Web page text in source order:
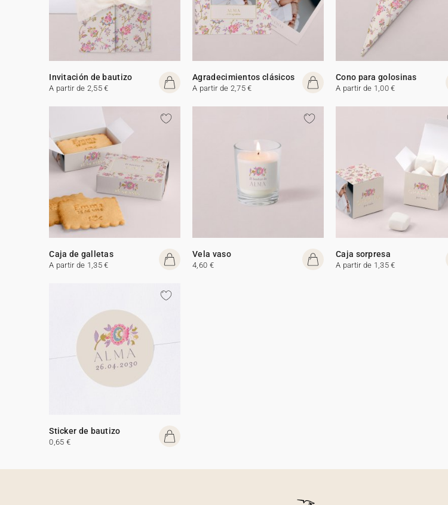
Invitación de bautizo
A partir de 2,55 €
Agradecimientos clásicos
A partir de 2,75 €
Cono para golosinas
A partir de 1,00 €
Caja de galletas
A partir de 1,35 €
Vela vaso
4,60 €
Caja sorpresa
A partir de 1,35 €
Sticker de bautizo
0,65 €